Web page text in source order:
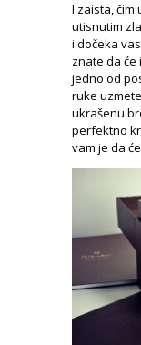
I zaista,
utisnutim
i dočeka
znate da će
jedno od
ruke
ukrašenu
perfektno
vam je da